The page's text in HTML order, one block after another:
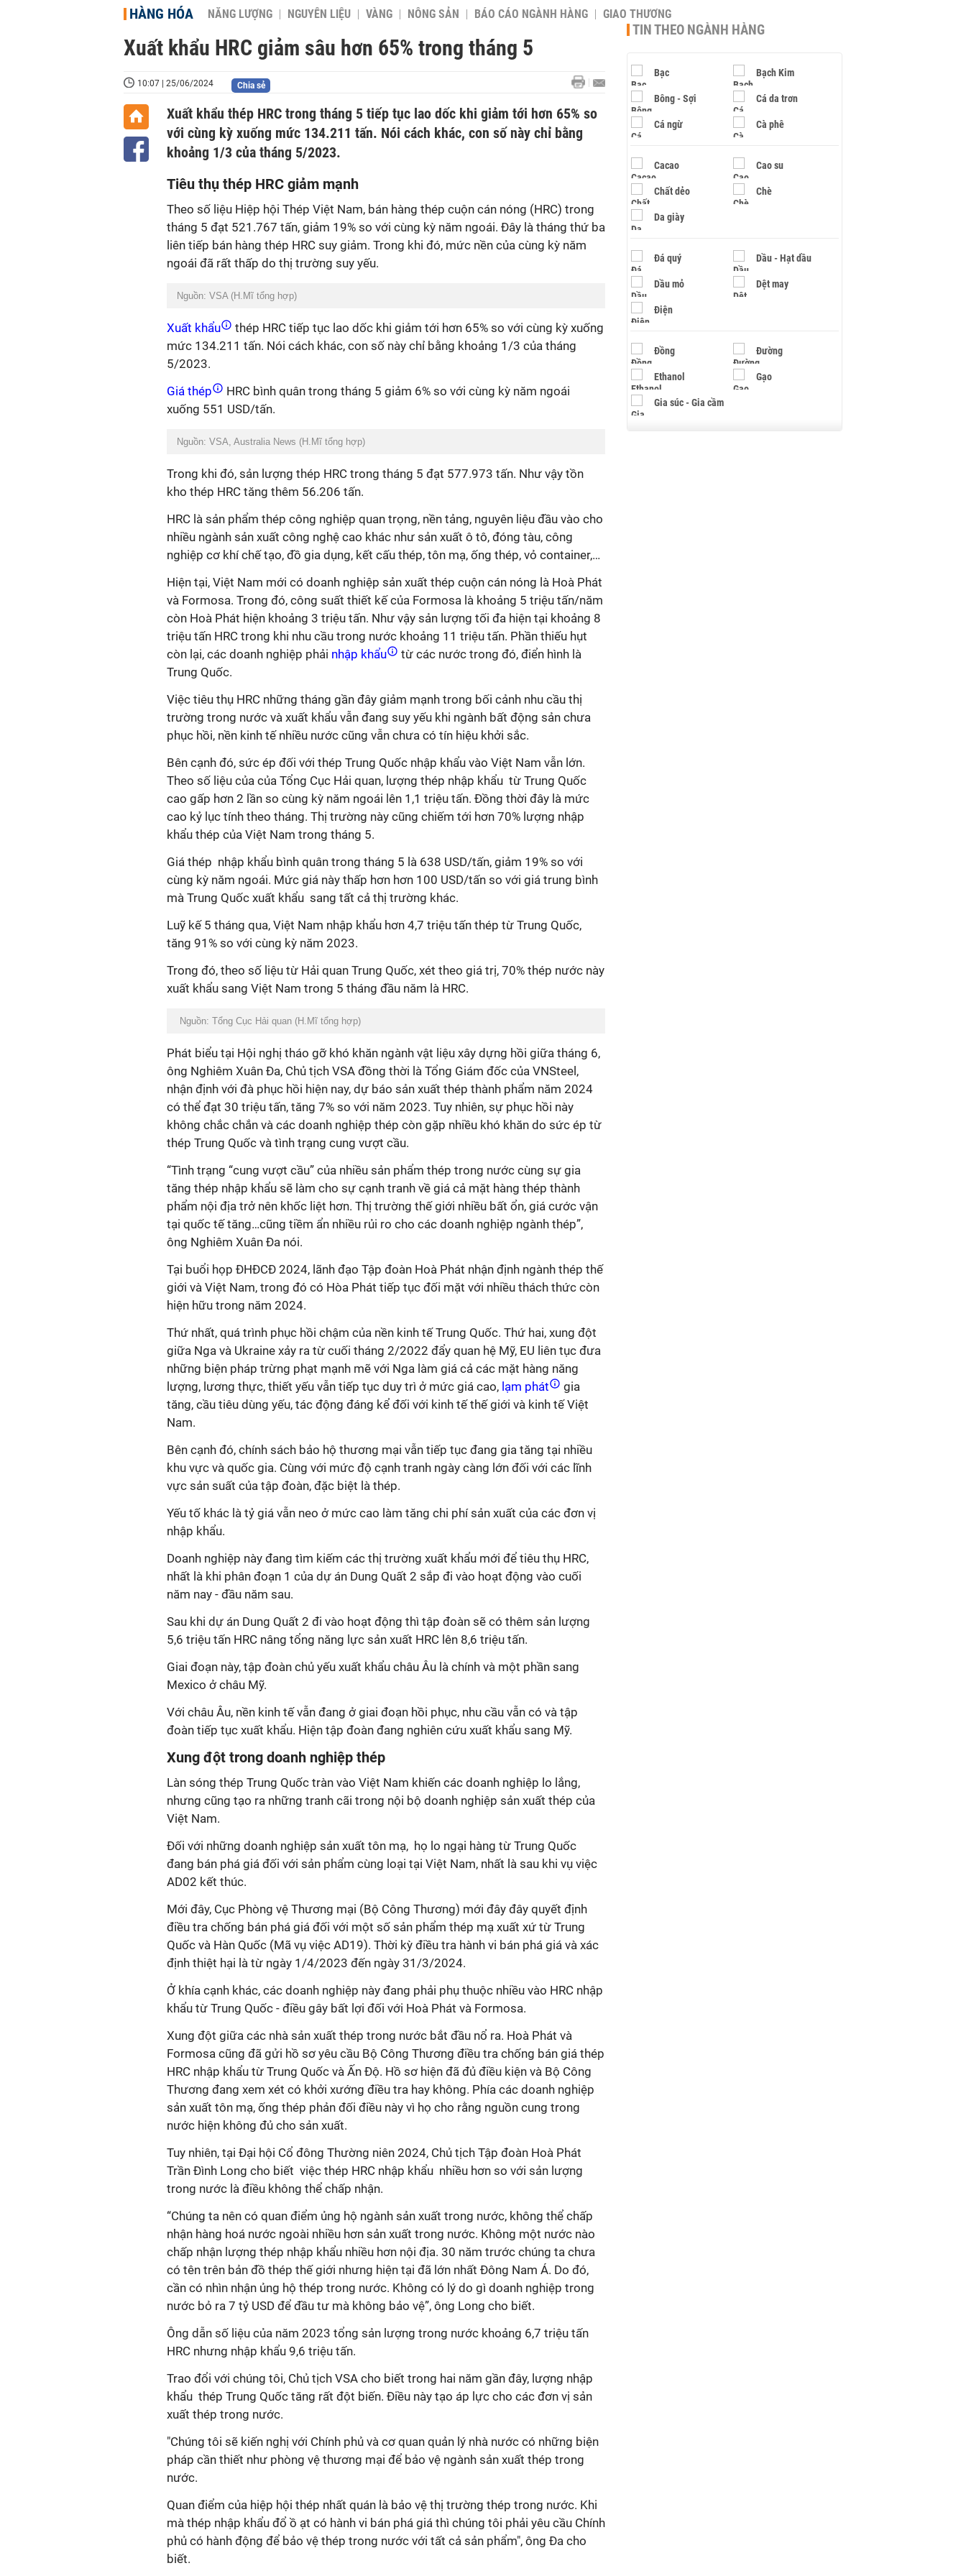
HÀNG HÓA NĂNG LƯỢNG NGUYÊN LIỆU VÀNG NÔNG SẢN BÁO CÁO NGÀNH HÀNG GIAO THƯƠNG
Xuất khẩu HRC giảm sâu hơn 65% trong tháng 5
10:07 | 25/06/2024 Chia sẻ
Xuất khẩu thép HRC trong tháng 5 tiếp tục lao dốc khi giảm tới hơn 65% so
với cùng kỳ xuống mức 134.211 tấn. Nói cách khác, con số này chỉ bằng
khoảng 1/3 của tháng 5/2023.
Tiêu thụ thép HRC giảm mạnh
Theo số liệu Hiệp hội Thép Việt Nam, bán hàng thép cuộn cán nóng (HRC) trong
tháng 5 đạt 521.767 tấn, giảm 19% so với cùng kỳ năm ngoái. Đây là tháng thứ ba
liên tiếp bán hàng thép HRC suy giảm. Trong khi đó, mức nền của cùng kỳ năm
ngoái đã rất thấp do thị trường suy yếu.
Nguồn: VSA (H.Mĩ tổng hợp)
Xuất khẩu
thép HRC tiếp tục lao dốc khi giảm tới hơn 65% so với cùng kỳ xuống
mức 134.211 tấn. Nói cách khác, con số này chỉ bằng khoảng 1/3 của tháng
5/2023.
Giá thép
HRC bình quân trong tháng 5 giảm 6% so với cùng kỳ năm ngoái
xuống 551 USD/tấn.
Nguồn: VSA, Australia News (H.Mĩ tổng hợp)
Trong khi đó, sản lượng thép HRC trong tháng 5 đạt 577.973 tấn. Như vậy tồn
kho thép HRC tăng thêm 56.206 tấn.
HRC là sản phẩm thép công nghiệp quan trọng, nền tảng, nguyên liệu đầu vào cho
nhiều ngành sản xuất công nghệ cao khác như sản xuất ô tô, đóng tàu, công
nghiệp cơ khí chế tạo, đồ gia dụng, kết cấu thép, tôn mạ, ống thép, vỏ container,…
Hiện tại, Việt Nam mới có doanh nghiệp sản xuất thép cuộn cán nóng là Hoà Phát
và Formosa. Trong đó, công suất thiết kế của Formosa là khoảng 5 triệu tấn/năm
còn Hoà Phát hiện khoảng 3 triệu tấn. Như vậy sản lượng tối đa hiện tại khoảng 8
triệu tấn HRC trong khi nhu cầu trong nước khoảng 11 triệu tấn. Phần thiếu hụt
còn lại, các doanh nghiệp phải nhập khẩu
từ các nước trong đó, điển hình là
Trung Quốc.
Việc tiêu thụ HRC những tháng gần đây giảm mạnh trong bối cảnh nhu cầu thị
trường trong nước và xuất khẩu vẫn đang suy yếu khi ngành bất động sản chưa
phục hồi, nền kinh tế nhiều nước cũng vẫn chưa có tín hiệu khởi sắc.
Bên cạnh đó, sức ép đối với thép Trung Quốc nhập khẩu vào Việt Nam vẫn lớn.
Theo số liệu của của Tổng Cục Hải quan, lượng thép nhập khẩu từ Trung Quốc
cao gấp hơn 2 lần so cùng kỳ năm ngoái lên 1,1 triệu tấn. Đồng thời đây là mức
cao kỷ lục tính theo tháng. Thị trường này cũng chiếm tới hơn 70% lượng nhập
khẩu thép của Việt Nam trong tháng 5.
Giá thép nhập khẩu bình quân trong tháng 5 là 638 USD/tấn, giảm 19% so với
cùng kỳ năm ngoái. Mức giá này thấp hơn hơn 100 USD/tấn so với giá trung bình
mà Trung Quốc xuất khẩu sang tất cả thị trường khác.
Luỹ kế 5 tháng qua, Việt Nam nhập khẩu hơn 4,7 triệu tấn thép từ Trung Quốc,
tăng 91% so với cùng kỳ năm 2023.
Trong đó, theo số liệu từ Hải quan Trung Quốc, xét theo giá trị, 70% thép nước này
xuất khẩu sang Việt Nam trong 5 tháng đầu năm là HRC.
Nguồn: Tổng Cục Hải quan (H.Mĩ tổng hợp)
Phát biểu tại Hội nghị tháo gỡ khó khăn ngành vật liệu xây dựng hồi giữa tháng 6,
ông Nghiêm Xuân Đa, Chủ tịch VSA đồng thời là Tổng Giám đốc của VNSteel,
nhận định với đà phục hồi hiện nay, dự báo sản xuất thép thành phẩm năm 2024
có thể đạt 30 triệu tấn, tăng 7% so với năm 2023. Tuy nhiên, sự phục hồi này
không chắc chắn và các doanh nghiệp thép còn gặp nhiều khó khăn do sức ép từ
thép Trung Quốc và tình trạng cung vượt cầu.
“Tình trạng “cung vượt cầu” của nhiều sản phẩm thép trong nước cùng sự gia
tăng thép nhập khẩu sẽ làm cho sự cạnh tranh về giá cả mặt hàng thép thành
phẩm nội địa trở nên khốc liệt hơn. Thị trường thế giới nhiều bất ổn, giá cước vận
tại quốc tế tăng…cũng tiềm ẩn nhiều rủi ro cho các doanh nghiệp ngành thép”,
ông Nghiêm Xuân Đa nói.
Tại buổi họp ĐHĐCĐ 2024, lãnh đạo Tập đoàn Hoà Phát nhận định ngành thép thế
giới và Việt Nam, trong đó có Hòa Phát tiếp tục đối mặt với nhiều thách thức còn
hiện hữu trong năm 2024.
Thứ nhất, quá trình phục hồi chậm của nền kinh tế Trung Quốc. Thứ hai, xung đột
giữa Nga và Ukraine xảy ra từ cuối tháng 2/2022 đẩy quan hệ Mỹ, EU liên tục đưa
những biện pháp trừng phạt mạnh mẽ với Nga làm giá cả các mặt hàng năng
lượng, lương thực, thiết yếu vẫn tiếp tục duy trì ở mức giá cao, lạm phát
gia
tăng, cầu tiêu dùng yếu, tác động đáng kể đối với kinh tế thế giới và kinh tế Việt
Nam.
Bên cạnh đó, chính sách bảo hộ thương mại vẫn tiếp tục đang gia tăng tại nhiều
khu vực và quốc gia. Cùng với mức độ cạnh tranh ngày càng lớn đối với các lĩnh
vực sản suất của tập đoàn, đặc biệt là thép.
Yếu tố khác là tỷ giá vẫn neo ở mức cao làm tăng chi phí sản xuất của các đơn vị
nhập khẩu.
Doanh nghiệp này đang tìm kiếm các thị trường xuất khẩu mới để tiêu thụ HRC,
nhất là khi phân đoạn 1 của dự án Dung Quất 2 sắp đi vào hoạt động vào cuối
năm nay - đầu năm sau.
Sau khi dự án Dung Quất 2 đi vào hoạt động thì tập đoàn sẽ có thêm sản lượng
5,6 triệu tấn HRC nâng tổng năng lực sản xuất HRC lên 8,6 triệu tấn.
Giai đoạn này, tập đoàn chủ yếu xuất khẩu châu Âu là chính và một phần sang
Mexico ở châu Mỹ.
Với châu Âu, nền kinh tế vẫn đang ở giai đoạn hồi phục, nhu cầu vẫn có và tập
đoàn tiếp tục xuất khẩu. Hiện tập đoàn đang nghiên cứu xuất khẩu sang Mỹ.
Xung đột trong doanh nghiệp thép
Làn sóng thép Trung Quốc tràn vào Việt Nam khiến các doanh nghiệp lo lắng,
nhưng cũng tạo ra những tranh cãi trong nội bộ doanh nghiệp sản xuất thép của
Việt Nam.
Đối với những doanh nghiệp sản xuất tôn mạ, họ lo ngại hàng từ Trung Quốc
đang bán phá giá đối với sản phẩm cùng loại tại Việt Nam, nhất là sau khi vụ việc
AD02 kết thúc.
Mới đây, Cục Phòng vệ Thương mại (Bộ Công Thương) mới đây đây quyết định
điều tra chống bán phá giá đối với một số sản phẩm thép mạ xuất xứ từ Trung
Quốc và Hàn Quốc (Mã vụ việc AD19). Thời kỳ điều tra hành vi bán phá giá và xác
định thiệt hại là từ ngày 1/4/2023 đến ngày 31/3/2024.
Ở khía cạnh khác, các doanh nghiệp này đang phải phụ thuộc nhiều vào HRC nhập
khẩu từ Trung Quốc - điều gây bất lợi đối với Hoà Phát và Formosa.
Xung đột giữa các nhà sản xuất thép trong nước bắt đầu nổ ra. Hoà Phát và
Formosa cũng đã gửi hồ sơ yêu cầu Bộ Công Thương điều tra chống bán giá thép
HRC nhập khẩu từ Trung Quốc và Ấn Độ. Hồ sơ hiện đã đủ điều kiện và Bộ Công
Thương đang xem xét có khởi xướng điều tra hay không. Phía các doanh nghiệp
sản xuất tôn mạ, ống thép phản đối điều này vì họ cho rằng nguồn cung trong
nước hiện không đủ cho sản xuất.
Tuy nhiên, tại Đại hội Cổ đông Thường niên 2024, Chủ tịch Tập đoàn Hoà Phát
Trần Đình Long cho biết việc thép HRC nhập khẩu nhiều hơn so với sản lượng
trong nước là điều không thể chấp nhận.
“Chúng ta nên có quan điểm ủng hộ ngành sản xuất trong nước, không thể chấp
nhận hàng hoá nước ngoài nhiều hơn sản xuất trong nước. Không một nước nào
chấp nhận lượng thép nhập khẩu nhiều hơn nội địa. 30 năm trước chúng ta chưa
có tên trên bản đồ thép thế giới nhưng hiện tại đã lớn nhất Đông Nam Á. Do đó,
cần có nhìn nhận ủng hộ thép trong nước. Không có lý do gì doanh nghiệp trong
nước bỏ ra 7 tỷ USD để đầu tư mà không bảo vệ”, ông Long cho biết.
Ông dẫn số liệu của năm 2023 tổng sản lượng trong nước khoảng 6,7 triệu tấn
HRC nhưng nhập khẩu 9,6 triệu tấn.
Trao đổi với chúng tôi, Chủ tịch VSA cho biết trong hai năm gần đây, lượng nhập
khẩu thép Trung Quốc tăng rất đột biến. Điều này tạo áp lực cho các đơn vị sản
xuất thép trong nước.
"Chúng tôi sẽ kiến nghị với Chính phủ và cơ quan quản lý nhà nước có những biện
pháp cần thiết như phòng vệ thương mại để bảo vệ ngành sản xuất thép trong
nước.
Quan điểm của hiệp hội thép nhất quán là bảo vệ thị trường thép trong nước. Khi
mà thép nhập khẩu đổ ồ ạt có hành vi bán phá giá thì chúng tôi phải yêu cầu Chính
phủ có hành động để bảo vệ thép trong nước với tất cả sản phẩm", ông Đa cho
biết.
TIN THEO NGÀNH HÀNG
Bạc Bạch Kim
Bông - Sợi Cá da trơn
Cá ngừ Cà phê
Cacao Cao su
Chất dẻo Chè
Da giày
Đá quý Dầu - Hạt dầu
Dầu mỏ Dệt may
Điện
Đồng Đường
Ethanol Gạo
Gia súc - Gia cầm